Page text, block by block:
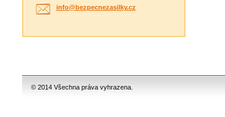
info@bezpecnezasilky.cz
© 2014 Všechna práva vyhrazena.